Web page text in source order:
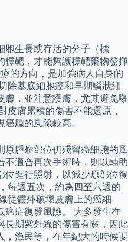
胞生長或存活的分子（標
標靶，才能夠讓標靶藥物發揮
的方向，是加強病人自身的
除基底細胞癌和早期鱗狀細
膚，並注意護膚，尤其避免曝
皮膚累積的傷害不能還原，
腫的風險較高。
原腫瘤部位仍殘留癌細胞的風
不適合再次手術時，則以輔助
位進行照射，以減少原部位復
每週五次，約為四至六週的
從體外破壞皮膚上的癌細
癌症復發風險。 大多發生在
長期紫外線的傷害有關，因此
，漁民等，在年紀大的時候要